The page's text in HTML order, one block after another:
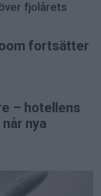
fjolårets
fortsätter
– hotellens
nya